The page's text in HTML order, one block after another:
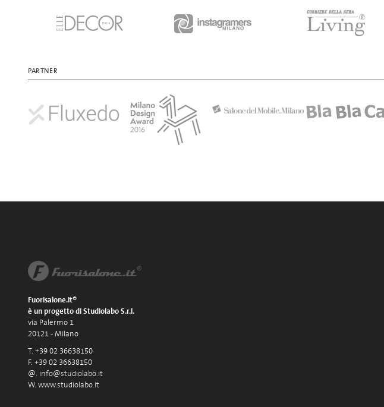
PARTNER
Fuorisalone.it®
è un progetto di Studiolabo S.r.l.
via Palermo 1
20121 - Milano
T. +39 02 36638150
F. +39 02 36638150
@. info@studiolabo.it
W. www.studiolabo.it